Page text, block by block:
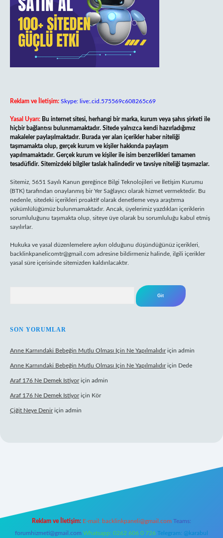
Reklam ve İletişim: Skype: live:.cid.575569c608265c69
Yasal Uyarı: Bu internet sitesi, herhangi bir marka, kurum veya şahıs şirketi ile
hiçbir bağlantısı bulunmamaktadır. Sitede yalnızca kendi hazırladığımız
makaleler paylaşılmaktadır. Burada yer alan içerikler haber niteliği
taşımamakta olup, gerçek kurum ve kişiler hakkında paylaşım
yapılmamaktadır. Gerçek kurum ve kişiler ile isim benzerlikleri tamamen
tesadüfidir. Sitemizdeki bilgiler taslak halindedir ve tavsiye niteliği taşımazlar.
Sitemiz, 5651 Sayılı Kanun gereğince Bilgi Teknolojileri ve İletişim Kurumu
(BTK) tarafından onaylanmış bir Yer Sağlayıcı olarak hizmet vermektedir. Bu
nedenle, sitedeki içerikleri proaktif olarak denetleme veya araştırma
yükümlülüğümüz bulunmamaktadır. Ancak, üyelerimiz yazdıkları içeriklerin
sorumluluğunu taşımakta olup, siteye üye olarak bu sorumluluğu kabul etmiş
sayılırlar.
Hukuka ve yasal düzenlemelere aykırı olduğunu düşündüğünüz içerikleri,
backlinkpanelicomtr@gmail.com adresine bildirmeniz halinde, ilgili içerikler
yasal süre içerisinde sitemizden kaldırılacaktır.
SON YORUMLAR
Anne Karnındaki Bebeğin Mutlu Olması Için Ne Yapılmalıdıriçin admin
Anne Karnındaki Bebeğin Mutlu Olması Için Ne Yapılmalıdıriçin Dede
Araf 176 Ne Demek Istiyoriçin admin
Araf 176 Ne Demek Istiyoriçin Kör
Çiğit Neye Deniriçin admin
Reklam ve İletişim: E-mail: backlinkpaneli@gmail.com Teams:
forumhizmeti@gmail.com Whatsapp: 0262 606 0 726 Telegram: @karabul